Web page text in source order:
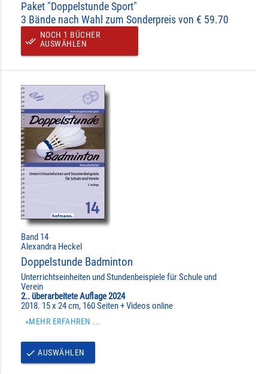
Paket "Doppelstunde Sport"
3 Bände nach Wahl zum Sonderpreis von € 59.70
done_all
NOCH 1 BÜCHER
AUSWÄHLEN
Band 14
Alexandra Heckel
Doppelstunde Badminton
Unterrichtseinheiten und Stundenbeispiele für Schule und
Verein
2.. überarbeitete Auflage 2024
2018. 15 x 24 cm, 160 Seiten + Videos online
»MEHR ERFAHREN ...
done AUSWÄHLEN